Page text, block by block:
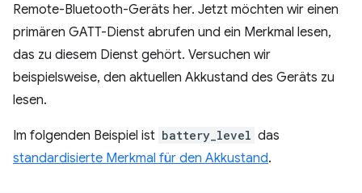
Remote-Bluetooth-Geräts her. Jetzt möchten wir einen
primären GATT-Dienst abrufen und ein Merkmal lesen,
das zu diesem Dienst gehört. Versuchen wir
beispielsweise, den aktuellen Akkustand des Geräts zu
lesen.
Im folgenden Beispiel ist battery_level das
standardisierte Merkmal für den Akkustand.